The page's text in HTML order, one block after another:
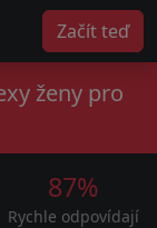
Začít teď
ženy pro
87%
Rychle odpovídají